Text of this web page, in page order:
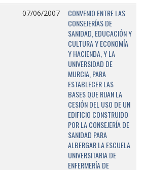
07/06/2007
CONVENIO ENTRE LAS
CONSEJERÍAS DE
SANIDAD, EDUCACIÓN Y
CULTURA Y ECONOMÍA
Y HACIENDA, Y LA
UNIVERSIDAD DE
MURCIA, PARA
ESTABLECER LAS
BASES QUE RIJAN LA
CESIÓN DEL USO DE UN
EDIFICIO CONSTRUIDO
POR LA CONSEJERÍA DE
SANIDAD PARA
ALBERGAR LA ESCUELA
UNIVERSITARIA DE
ENFERMERÍA DE